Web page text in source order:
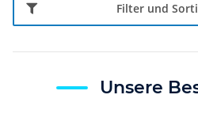
Filter und
Unsere